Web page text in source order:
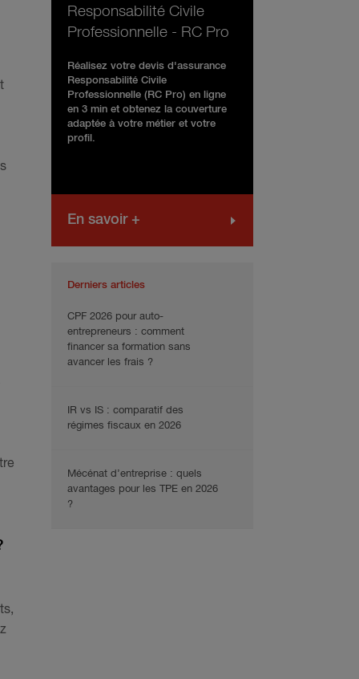
Responsabilité Civile
Professionnelle - RC Pro
Réalisez votre devis d'assurance
Responsabilité Civile
Professionnelle (RC Pro) en ligne
en 3 min et obtenez la couverture
adaptée à votre métier et votre
profil.
En savoir +
Derniers articles
CPF 2026 pour auto-
entrepreneurs : comment
financer sa formation sans
avancer les frais ?
IR vs IS : comparatif des
régimes fiscaux en 2026
Mécénat d’entreprise : quels
avantages pour les TPE en 2026
?